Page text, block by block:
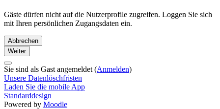
Gäste dürfen nicht auf die Nutzerprofile zugreifen. Loggen Sie sich
mit Ihren persönlichen Zugangsdaten ein.
Abbrechen
Weiter
Sie sind als Gast angemeldet (Anmelden)
Unsere Datenlöschfristen
Laden Sie die mobile App
Standarddesign
Powered by Moodle